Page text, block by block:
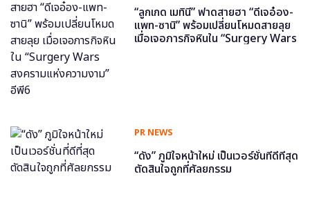
“ลูกเกด เมทินี” ฟาดสายฮา “ดีเจอ๋อง-
แพท-ซานิ” พร้อมเปลี่ยนโหมดสายลุย
เมื่อเจอภารกิจหินใน “Surgery Wars
PR NEWS
“ดัง” ภูมิใจหน้าใหม่ เป็นเวอร์ชั่นที่ดีที่สุด
ตัดสินใจถูกที่ศัลยกรรม